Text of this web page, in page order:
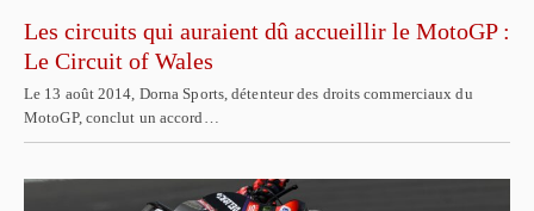
Les circuits qui auraient dû accueillir le MotoGP :
Le Circuit of Wales
Le 13 août 2014, Dorna Sports, détenteur des droits commerciaux du
MotoGP, conclut un accord…